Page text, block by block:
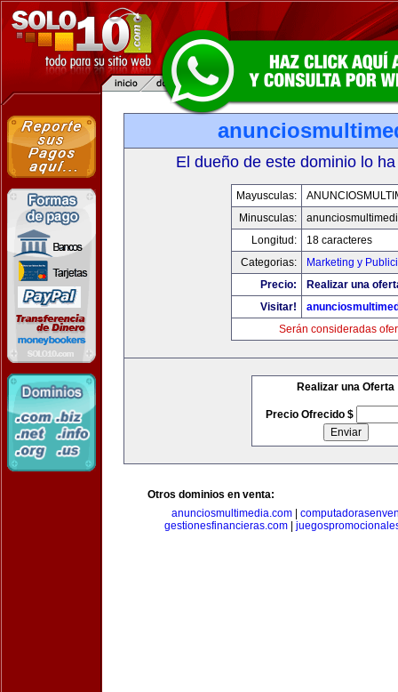
El dueño de este dominio lo
Mayusculas:
Minusculas:
Longitud:
18 caracteres
Categorias:
Marketing y
Precio:
Realizar una
Visitar!
Serán consideradas
Realizar una Oferta
Precio Ofrecido $
Otros dominios en venta:
anunciosmultimedia.com
gestionesfinancieras.com